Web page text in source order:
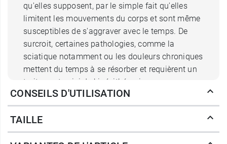
qu'elles supposent, par le simple fait qu'elles
limitent les mouvements du corps et sont même
susceptibles de s'aggraver avec le temps. De
surcroit, certaines pathologies, comme la
sciatique notamment ou les douleurs chroniques
mettent du temps à se résorber et requièrent un
traitement suivi de kinésithérapie.
Dotée d'un baleinage en forme de V sur sa face
antérieure, la
Gibaudcanalise les tensions etsoutient un
CONSEILS D'UTILISATION
TAILLE